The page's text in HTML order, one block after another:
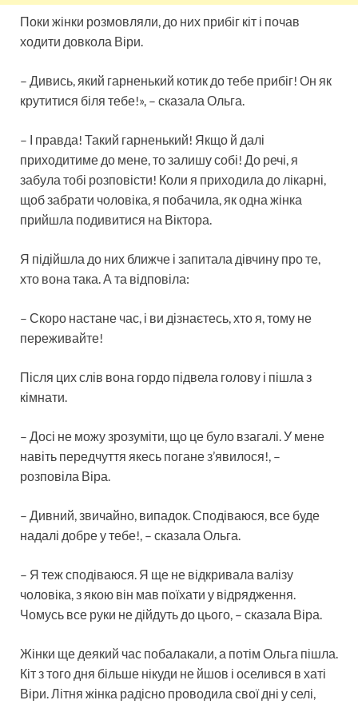
Поки жінки розмовляли, до них прибіг кіт і почав
ходити довкола Віри.
– Дивись, який гарненький котик до тебе прибіг! Он як
крутитися біля тебе!», – сказала Ольга.
– І правда! Такий гарненький! Якщо й далі
приходитиме до мене, то залишу собі! До речі, я
забула тобі розповісти! Коли я приходила до лікарні,
щоб забрати чоловіка, я побачила, як одна жінка
прийшла подивитися на Віктора.
Я підійшла до них ближче і запитала дівчину про те,
хто вона така. А та відповіла:
– Скоро настане час, і ви дізнаєтесь, хто я, тому не
переживайте!
Після цих слів вона гордо підвела голову і пішла з
кімнати.
– Досі не можу зрозуміти, що це було взагалі. У мене
навіть передчуття якесь погане з’явилося!, –
розповіла Віра.
– Дивний, звичайно, випадок. Сподіваюся, все буде
надалі добре у тебе!, – сказала Ольга.
– Я теж сподіваюся. Я ще не відкривала валізу
чоловіка, з якою він мав поїхати у відрядження.
Чомусь все руки не дійдуть до цього, – сказала Віра.
Жінки ще деякий час побалакали, а потім Ольга пішла.
Кіт з того дня більше нікуди не йшов і оселився в хаті
Віри. Літня жінка радісно проводила свої дні у селі,